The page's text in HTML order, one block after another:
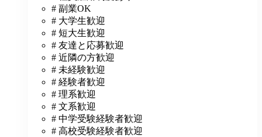
# 副業OK
# 大学生歓迎
# 短大生歓迎
# 友達と応募歓迎
# 近隣の方歓迎
# 未経験歓迎
# 経験者歓迎
# 理系歓迎
# 文系歓迎
# 中学受験経験者歓迎
# 高校受験経験者歓迎